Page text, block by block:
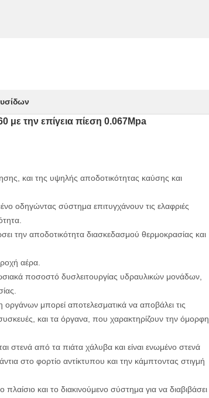
με την επίγεια πίεση 0.067Mpa
και της υψηλής αποδοτικότητας καύσης και
οδηγώντας σύστημα επιτυγχάνουν τις ελαφριές
την αποδοτικότητα διασκεδασμού θερμοκρασίας και
αέρα.
ποσοστό δυσλειτουργίας υδραυλικών μονάδων,
μπορεί αποτελεσματικά να αποβάλει τις
και τα όργανα, που χαρακτηρίζουν την όμορφη
στενά από τα πιάτα χάλυβα και είναι ενωμένο στενά
στο φορτίο αντίκτυπου και την κάμπτοντας στιγμή
και το διακινούμενο σύστημα για να διαβιβάσει